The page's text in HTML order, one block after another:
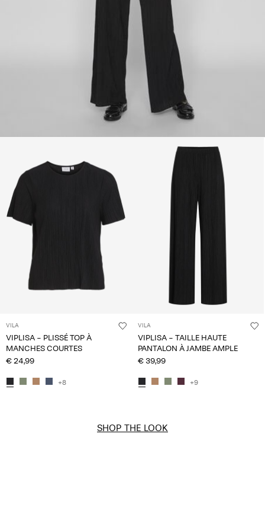
VILA
VIPLISA - PLISSÉ TOP À
MANCHES COURTES
€ 24,99
+8
VILA
VIPLISA - TAILLE HAUTE
PANTALON À JAMBE AMPLE
€ 39,99
+9
SHOP THE LOOK